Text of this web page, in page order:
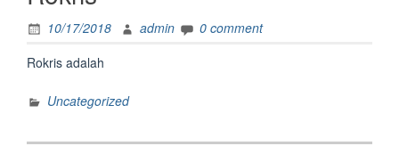
10/17/2018 admin
0 comment
Rokris adalah
Uncategorized